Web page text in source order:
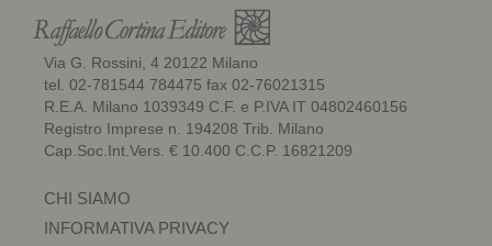
Via G. Rossini, 4 20122 Milano
tel. 02-781544 784475 fax 02-76021315
R.E.A. Milano 1039349 C.F. e P.IVA IT 04802460156
Registro Imprese n. 194208 Trib. Milano
Cap.Soc.Int.Vers. € 10.400 C.C.P. 16821209
CHI SIAMO
INFORMATIVA PRIVACY